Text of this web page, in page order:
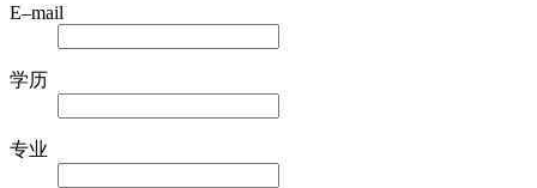
E–mail
学历
专业